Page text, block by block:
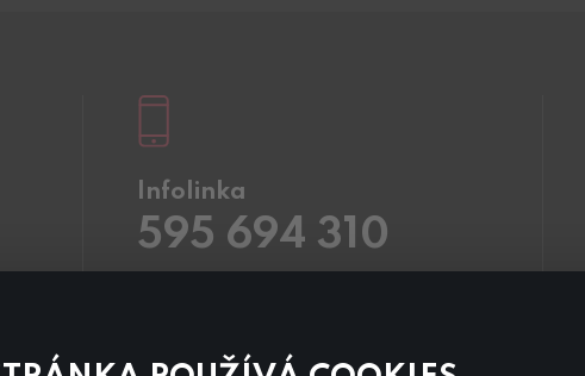
Infolinka
595 694 310
Kontaktujte nás také přes chat